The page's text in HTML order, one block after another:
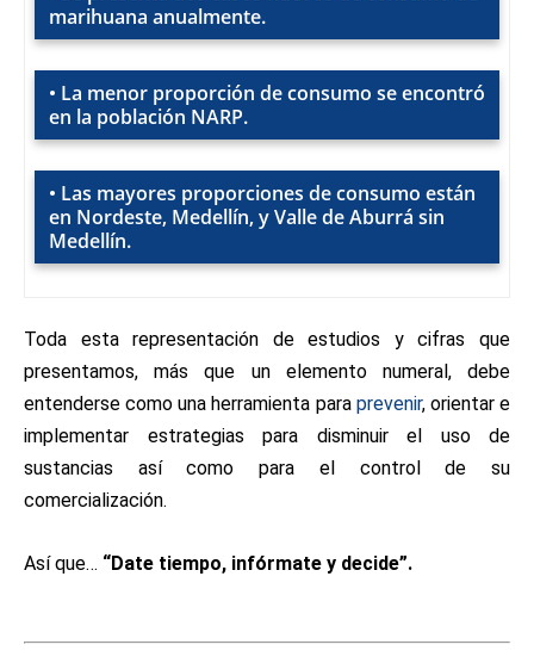
marihuana anualmente.
• La menor proporción de consumo se encontró
en la población NARP.
• Las mayores proporciones de consumo están
en Nordeste, Medellín, y Valle de Aburrá sin
Medellín.
Toda esta representación de estudios y cifras que
presentamos, más que un elemento numeral, debe
entenderse como una herramienta para prevenir, orientar e
implementar estrategias para disminuir el uso de
sustancias así como para el control de su
comercialización.
Así que… “Date tiempo, infórmate y decide”.